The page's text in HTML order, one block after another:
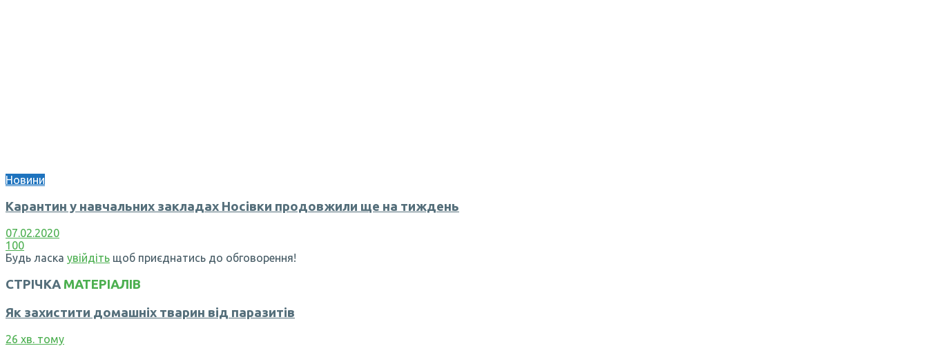
Новини
Карантин у навчальних закладах Носівки продовжили ще на тиждень
07.02.2020
100
Будь ласка увійдіть щоб приєднатись до обговорення!
СТРІЧКА МАТЕРІАЛІВ
Як захистити домашніх тварин від паразитів
26 хв. тому